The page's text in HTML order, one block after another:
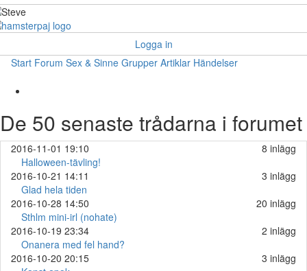
Logga in
Start Forum Sex & Sinne Grupper Artiklar Händelser
De 50 senaste trådarna i forumet
8 inlägg
2016-11-01 19:10
Halloween-tävling!
3 inlägg
2016-10-21 14:11
Glad hela tiden
20 inlägg
2016-10-28 14:50
Sthlm mini-irl (nohate)
2 inlägg
2016-10-19 23:34
Onanera med fel hand?
3 inlägg
2016-10-20 20:15